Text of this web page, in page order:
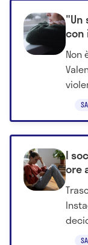
"Un
con
di
Non
I
ore